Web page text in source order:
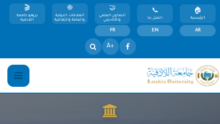
الرئيسية اتصل بنا
التعاون العلمي
والأكاديمي
العلاقات الدولية
والعامة والثقافية
برومو جامعة
اللاذقية
AR
EN
FR
+A